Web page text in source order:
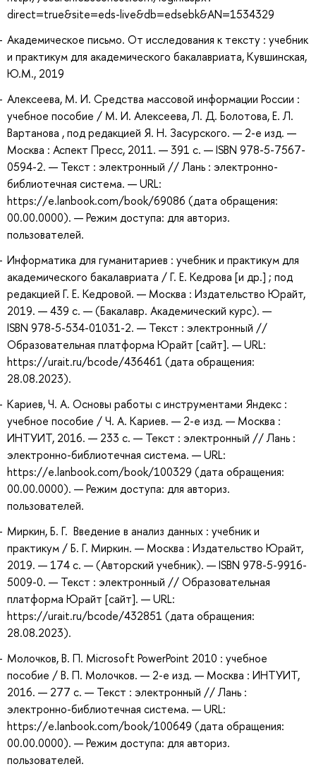
direct=true&site=eds-live&db=edsebk&AN=1534329
Академическое письмо. От исследования к тексту : учебник
и практикум для академического бакалавриата, Кувшинская,
Ю.М., 2019
Алексеева, М. И. Средства массовой информации России :
учебное пособие / М. И. Алексеева, Л. Д. Болотова, Е. Л.
Вартанова , под редакцией Я. Н. Засурского. — 2-е изд. —
Москва : Аспект Пресс, 2011. — 391 с. — ISBN 978-5-7567-
0594-2. — Текст : электронный // Лань : электронно-
библиотечная система. — URL:
https://e.lanbook.com/book/69086 (дата обращения:
00.00.0000). — Режим доступа: для авториз.
пользователей.
Информатика для гуманитариев : учебник и практикум для
академического бакалавриата / Г. Е. Кедрова [и др.] ; под
редакцией Г. Е. Кедровой. — Москва : Издательство Юрайт,
2019. — 439 с. — (Бакалавр. Академический курс). —
ISBN 978-5-534-01031-2. — Текст : электронный //
Образовательная платформа Юрайт [сайт]. — URL:
https://urait.ru/bcode/436461 (дата обращения:
28.08.2023).
Кариев, Ч. А. Основы работы с инструментами Яндекс :
учебное пособие / Ч. А. Кариев. — 2-е изд. — Москва :
ИНТУИТ, 2016. — 233 с. — Текст : электронный // Лань :
электронно-библиотечная система. — URL:
https://e.lanbook.com/book/100329 (дата обращения:
00.00.0000). — Режим доступа: для авториз.
пользователей.
Миркин, Б. Г. Введение в анализ данных : учебник и
практикум / Б. Г. Миркин. — Москва : Издательство Юрайт,
2019. — 174 с. — (Авторский учебник). — ISBN 978-5-9916-
5009-0. — Текст : электронный // Образовательная
платформа Юрайт [сайт]. — URL:
https://urait.ru/bcode/432851 (дата обращения:
28.08.2023).
Молочков, В. П. Microsoft PowerPoint 2010 : учебное
пособие / В. П. Молочков. — 2-е изд. — Москва : ИНТУИТ,
2016. — 277 с. — Текст : электронный // Лань :
электронно-библиотечная система. — URL:
https://e.lanbook.com/book/100649 (дата обращения:
00.00.0000). — Режим доступа: для авториз.
пользователей.